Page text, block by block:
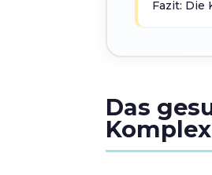
Fazit: Die
Das